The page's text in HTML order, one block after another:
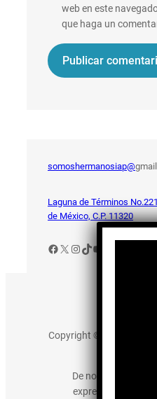
web en este
que haga un
somoshermanosiap@
Laguna de Términos
de México, C.P. 11320
Facebook
X Instagram
TikTok
YouTube
Copyright © 2025
De no existir previa
expresamente